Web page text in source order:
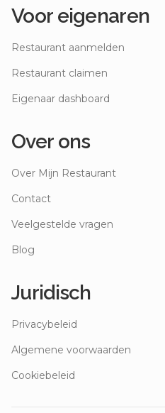
Voor eigenaren
Restaurant aanmelden
Restaurant claimen
Eigenaar dashboard
Over ons
Over Mijn Restaurant
Contact
Veelgestelde vragen
Blog
Juridisch
Privacybeleid
Algemene voorwaarden
Cookiebeleid